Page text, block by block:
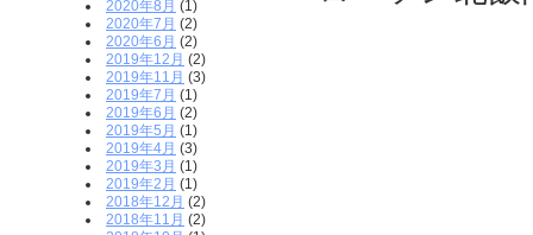
2020年8月 (1)
2020年7月 (2)
2020年6月 (2)
2019年12月 (2)
2019年11月 (3)
2019年7月 (1)
2019年6月 (2)
2019年5月 (1)
2019年4月 (3)
2019年3月 (1)
2019年2月 (1)
2018年12月 (2)
2018年11月 (2)